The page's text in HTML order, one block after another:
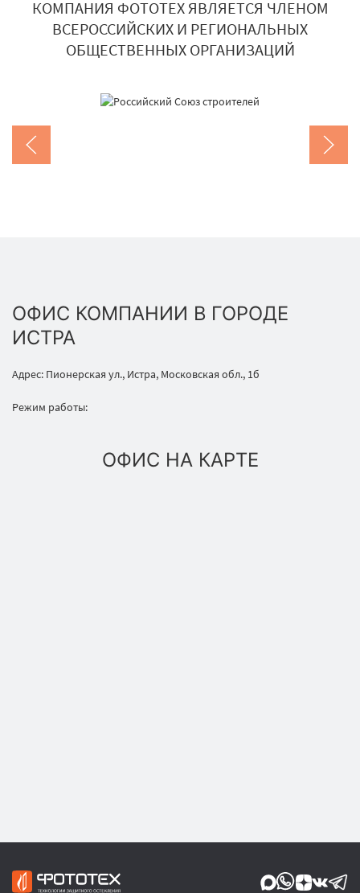
КОМПАНИЯ ФОТОТЕХ ЯВЛЯЕТСЯ ЧЛЕНОМ
ВСЕРОССИЙСКИХ И РЕГИОНАЛЬНЫХ
ОБЩЕСТВЕННЫХ ОРГАНИЗАЦИЙ
ОФИС КОМПАНИИ В ГОРОДЕ
ИСТРА
Адрес: Пионерская ул., Истра, Московская обл., 1б
Режим работы:
ОФИС НА КАРТЕ